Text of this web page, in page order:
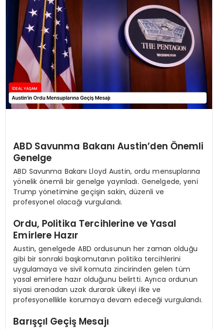
ABD Savunma Bakanı Austin’den Önemli
Genelge
ABD Savunma Bakanı Lloyd Austin, ordu mensuplarına
yönelik önemli bir genelge yayınladı. Genelgede, yeni
Trump yönetimine geçişin sakin, düzenli ve
profesyonel olacağı vurgulandı.
Ordu, Politika Tercihlerine ve Yasal
Emirlere Hazır
Austin, genelgede ABD ordusunun her zaman olduğu
gibi bir sonraki başkomutanın politika tercihlerini
uygulamaya ve sivil komuta zincirinden gelen tüm
yasal emirlere hazır olduğunu belirtti. Ayrıca ordunun
siyasi arenadan uzak durarak ülkeyi ilke ve
profesyonellikle korumaya devam edeceği vurgulandı.
Barışçıl Geçiş Mesajı